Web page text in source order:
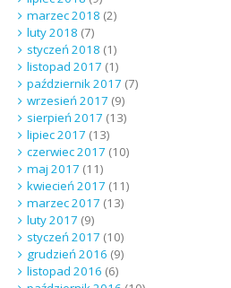
marzec 2018 (2)
luty 2018 (7)
styczeń 2018 (1)
listopad 2017 (1)
październik 2017 (7)
wrzesień 2017 (9)
sierpień 2017 (13)
lipiec 2017 (13)
czerwiec 2017 (10)
maj 2017 (11)
kwiecień 2017 (11)
marzec 2017 (13)
luty 2017 (9)
styczeń 2017 (10)
grudzień 2016 (9)
listopad 2016 (6)